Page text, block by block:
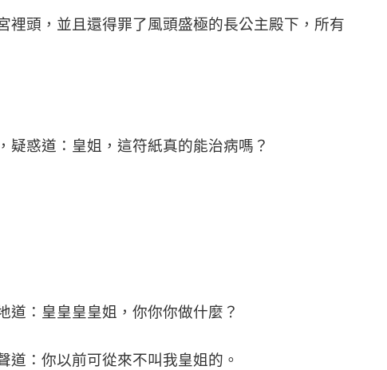
裡頭，並且還得罪了風頭盛極的長公主殿下，所有
惑道：皇姐，這符紙真的能治病嗎？
道：皇皇皇皇姐，你你你做什麼？
道：你以前可從來不叫我皇姐的。